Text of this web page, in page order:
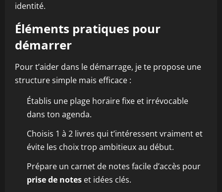
identité.
Éléments pratiques pour
démarrer
Pour t’aider dans le démarrage, je te propose une
structure simple mais efficace :
Établis une plage horaire fixe et irrévocable
dans ton agenda.
Choisis 1 à 2 livres qui t’intéressent vraiment et
évite les choix trop ambitieux au début.
Prépare un carnet de notes facile d’accès pour
prise de notes et idées clés.